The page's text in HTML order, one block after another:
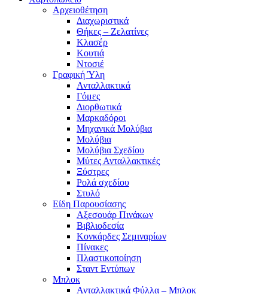
Αρχειοθέτηση
Διαχωριστικά
Θήκες – Ζελατίνες
Κλασέρ
Κουτιά
Ντοσιέ
Γραφική Ύλη
Ανταλλακτικά
Γόμες
Διορθωτικά
Μαρκαδόροι
Μηχανικά Μολύβια
Μολύβια
Μολύβια Σχεδίου
Μύτες Ανταλλακτικές
Ξύστρες
Ρολά σχεδίου
Στυλό
Είδη Παρουσίασης
Αξεσουάρ Πινάκων
Βιβλιοδεσία
Κονκάρδες Σεμιναρίων
Πίνακες
Πλαστικοποίηση
Σταντ Εντύπων
Μπλοκ
Ανταλλακτικά Φύλλα – Μπλοκ